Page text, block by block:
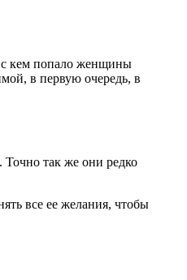
с кем попало женщины
в первую очередь, в
так же они редко
все ее желания, чтобы